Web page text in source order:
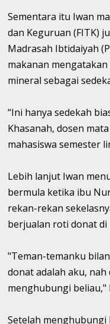
Sementara itu Iwan
dan Keguruan (FITK)
Madrasah Ibtidaiyah
makanan
mineral sebagai
“Ini hanya sedekah
Khasanah, dosen
mahasiswa semester
Lebih lanjut Iwan
bermula ketika ibu
rekan-rekan
berjualan roti donat di
"Teman-temanku
donat adalah aku,
menghubungi beliau,"
Setelah